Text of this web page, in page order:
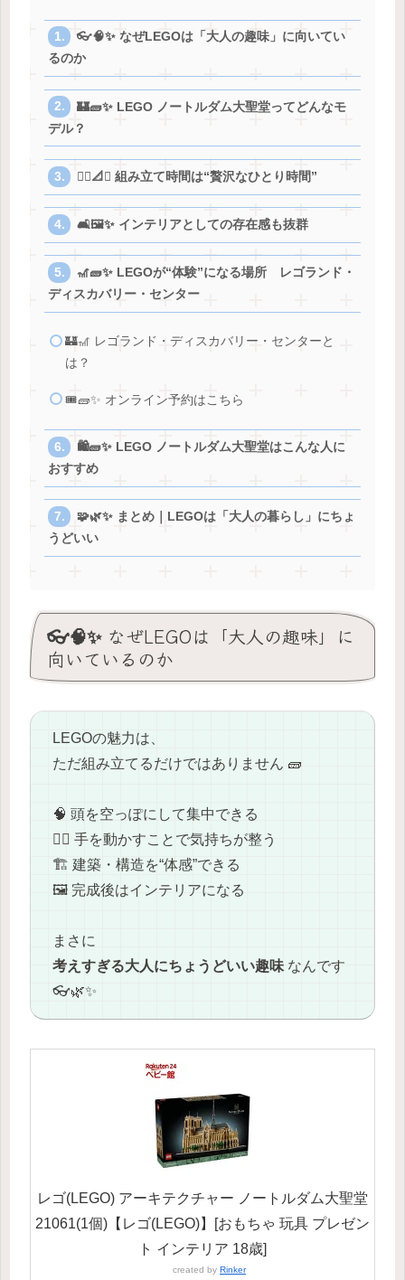
👓🧠✨ なぜLEGOは「大人の趣味」に向いてい
るのか
🏰🧱✨ LEGO ノートルダム大聖堂ってどんなモ
デル？
🧘‍♂️📐✨ 組み立て時間は“贅沢なひとり時間”
🛋️🖼️✨ インテリアとしての存在感も抜群
🎢🧱✨ LEGOが“体験”になる場所 レゴランド・
ディスカバリー・センター
🏰🎢 レゴランド・ディスカバリー・センターと
は？
🎟️🧱✨ オンライン予約はこちら
🛍️🧱✨ LEGO ノートルダム大聖堂はこんな人に
おすすめ
🧩🌿✨ まとめ｜LEGOは「大人の暮らし」にちょ
うどいい
👓🧠✨ なぜLEGOは「大人の趣味」に
向いているのか
LEGOの魅力は、
ただ組み立てるだけではありません 🧱
🧠 頭を空っぽにして集中できる
🧘‍♂️ 手を動かすことで気持ちが整う
🏗️ 建築・構造を“体感”できる
🖼️ 完成後はインテリアになる
まさに
考えすぎる大人にちょうどいい趣味 なんです
👓🌿✨
レゴ(LEGO) アーキテクチャー ノートルダム大聖堂
21061(1個)【レゴ(LEGO)】[おもちゃ 玩具 プレゼン
ト インテリア 18歳]
created by Rinker